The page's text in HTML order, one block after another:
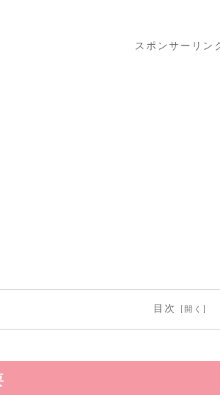
スポンサーリン
目次